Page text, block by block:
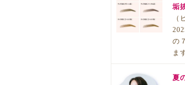
垢
（
の
ま
夏